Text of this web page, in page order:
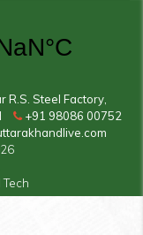
R.S. Steel Factory,
+91 98086 00752